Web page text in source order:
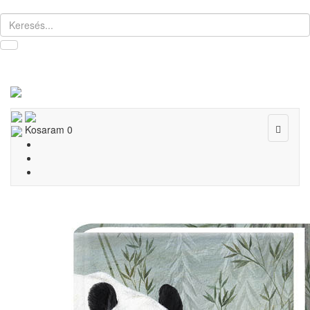
Toggle
Kosaram 0